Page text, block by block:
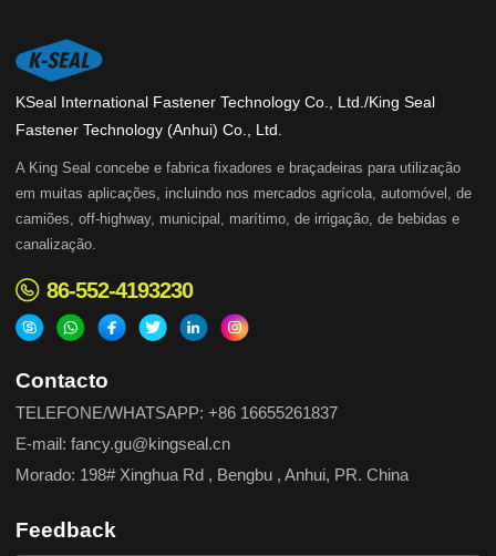
KSeal International Fastener Technology Co., Ltd./King Seal
Fastener Technology (Anhui) Co., Ltd.
A King Seal concebe e fabrica fixadores e braçadeiras para utilização
em muitas aplicações, incluindo nos mercados agrícola, automóvel, de
camiões, off-highway, municipal, marítimo, de irrigação, de bebidas e
canalização.
86-552-4193230
Contacto
TELEFONE/WHATSAPP: +86 16655261837
E-mail: fancy.gu@kingseal.cn
Morado: 198# Xinghua Rd , Bengbu , Anhui, PR. China
Feedback